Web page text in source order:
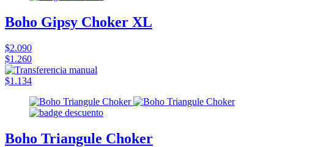
Boho Gipsy Choker XL
$2.090
$1.260
$1.134
Boho Triangule Choker